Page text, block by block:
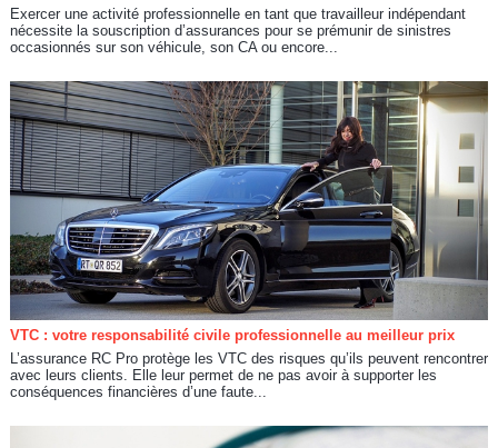
Exercer une activité professionnelle en tant que travailleur indépendant
nécessite la souscription d’assurances pour se prémunir de sinistres
occasionnés sur son véhicule, son CA ou encore...
VTC : votre responsabilité civile professionnelle au meilleur prix
L’assurance RC Pro protège les VTC des risques qu’ils peuvent rencontrer
avec leurs clients. Elle leur permet de ne pas avoir à supporter les
conséquences financières d’une faute...